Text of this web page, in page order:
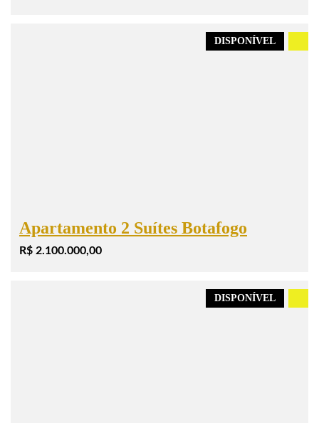
DISPONÍVEL
Apartamento 2 Suítes Botafogo
R$ 2.100.000,00
DISPONÍVEL